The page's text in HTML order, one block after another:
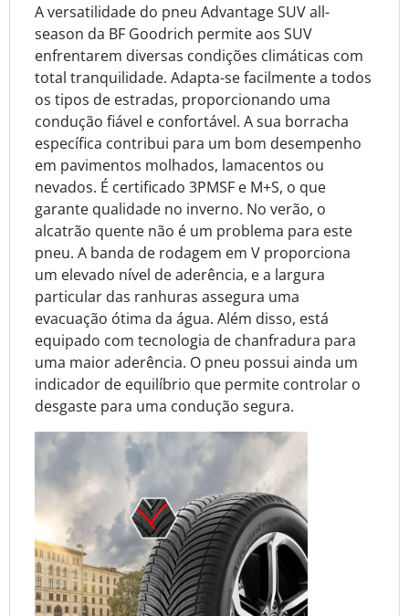
A versatilidade do pneu Advantage SUV all-
season da BF Goodrich permite aos SUV
enfrentarem diversas condições climáticas com
total tranquilidade. Adapta-se facilmente a todos
os tipos de estradas, proporcionando uma
condução fiável e confortável. A sua borracha
específica contribui para um bom desempenho
em pavimentos molhados, lamacentos ou
nevados. É certificado 3PMSF e M+S, o que
garante qualidade no inverno. No verão, o
alcatrão quente não é um problema para este
pneu. A banda de rodagem em V proporciona
um elevado nível de aderência, e a largura
particular das ranhuras assegura uma
evacuação ótima da água. Além disso, está
equipado com tecnologia de chanfradura para
uma maior aderência. O pneu possui ainda um
indicador de equilíbrio que permite controlar o
desgaste para uma condução segura.